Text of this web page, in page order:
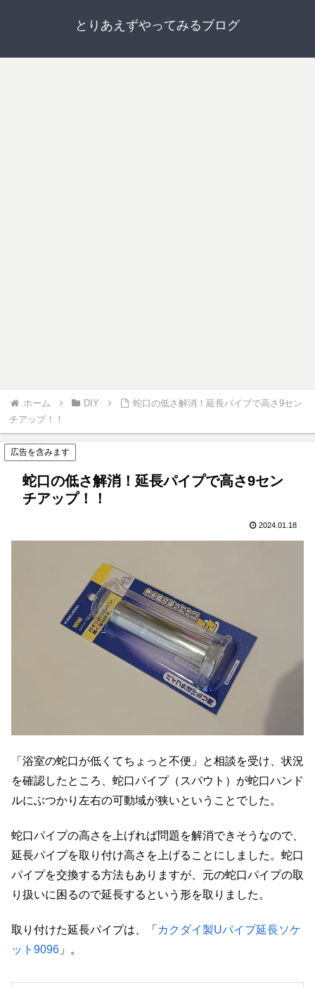
とりあえずやってみるブログ
ホーム DIY
蛇口の低さ解消！延長パイプで高さ9セン
チアップ！！
広告を含みます
蛇口の低さ解消！延長パイプで高さ9セン
チアップ！！
2024.01.18
「浴室の蛇口が低くてちょっと不便」と相談を受け、状況
を確認したところ、蛇口パイプ（スパウト）が蛇口ハンド
ルにぶつかり左右の可動域が狭いということでした。
蛇口パイプの高さを上げれば問題を解消できそうなので、
延長パイプを取り付け高さを上げることにしました。蛇口
パイプを交換する方法もありますが、元の蛇口パイプの取
り扱いに困るので延長するという形を取りました。
取り付けた延長パイプは、「 カクダイ製Uパイプ延長ソケ
ット9096 」。